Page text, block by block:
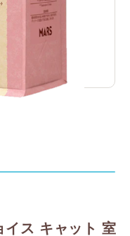
イス キャット 室